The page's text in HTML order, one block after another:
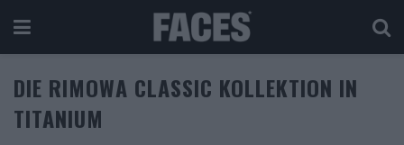
DIE RIMOWA CLASSIC KOLLEKTION IN
TITANIUM